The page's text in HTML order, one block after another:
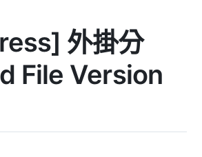
外掛分
File Version